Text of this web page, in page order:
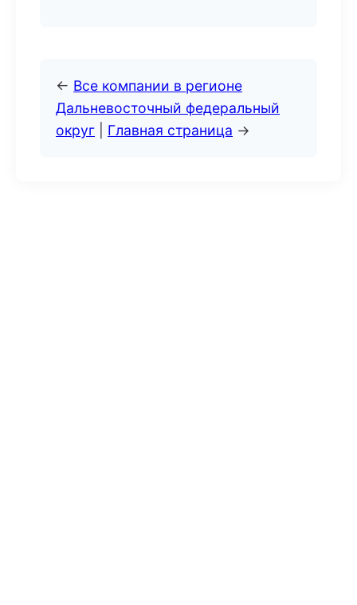
← Все компании в регионе
Дальневосточный федеральный
округ
Главная страница →